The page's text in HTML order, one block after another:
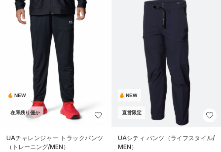
NEW
在庫残り僅か
UAチャレンジャー トラックパンツ
（トレーニング/MEN）
NEW
直営限定
UAシティ パンツ（ライフスタイル/
MEN）